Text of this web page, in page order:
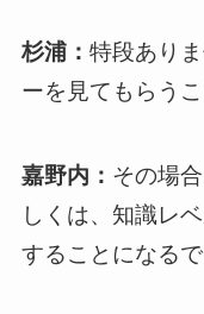
杉浦： 特段あり
ーを見てもらう
嘉野内： その場
しくは、知識レ
することになる